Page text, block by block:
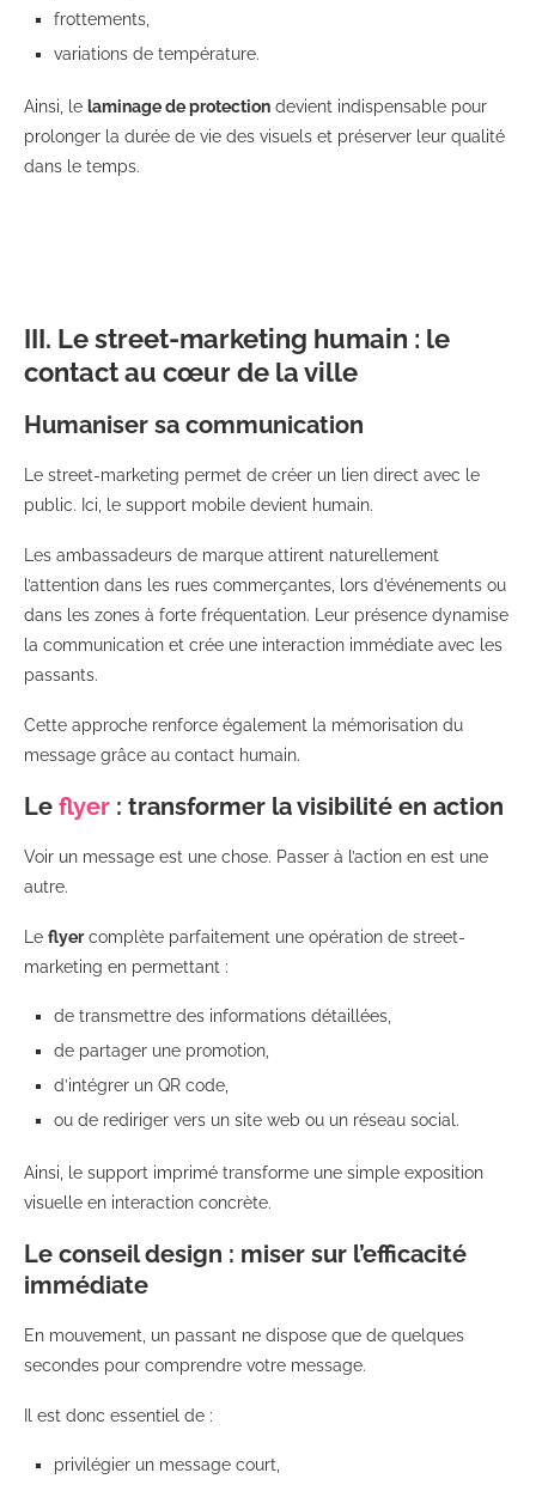
frottements,
variations de température.
Ainsi, le laminage de protection devient indispensable pour
prolonger la durée de vie des visuels et préserver leur qualité
dans le temps.
III. Le street-marketing humain : le
contact au cœur de la ville
Humaniser sa communication
Le street-marketing permet de créer un lien direct avec le
public. Ici, le support mobile devient humain.
Les ambassadeurs de marque attirent naturellement
l’attention dans les rues commerçantes, lors d’événements ou
dans les zones à forte fréquentation. Leur présence dynamise
la communication et crée une interaction immédiate avec les
passants.
Cette approche renforce également la mémorisation du
message grâce au contact humain.
Le flyer : transformer la visibilité en action
Voir un message est une chose. Passer à l’action en est une
autre.
Le flyercomplète parfaitement une opération de street-
marketing en permettant :
de transmettre des informations détaillées,
de partager une promotion,
d’intégrer un QR code,
ou de rediriger vers un site web ou un réseau social.
Ainsi, le support imprimé transforme une simple exposition
visuelle en interaction concrète.
Le conseil design : miser sur l’efficacité
immédiate
En mouvement, un passant ne dispose que de quelques
secondes pour comprendre votre message.
Il est donc essentiel de :
privilégier un message court,